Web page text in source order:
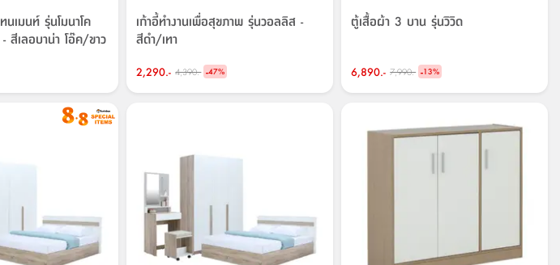
นเมนท์ รุ่นโมนาโค
เลอบาน่า โอ๊ค/ขาว
เก้าอี้ทำงานเพื่อสุขภาพ รุ่นวอลลิส -
สีดำ/เทา
2,290.- 4,390.- -47%
ตู้เสื้อผ้า 3 บาน รุ่นวิวิด
6,890.- 7,990.- -13%